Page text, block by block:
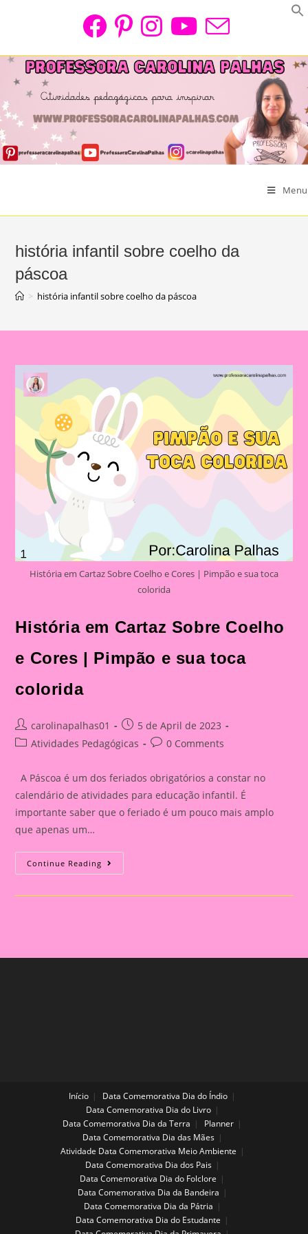
Menu
história infantil sobre coelho da
páscoa
> história infantil sobre coelho da páscoa
História em Cartaz Sobre Coelho e Cores | Pimpão e sua toca
colorida
História em Cartaz Sobre Coelho
e Cores | Pimpão e sua toca
colorida
Post
author:
carolinapalhas01
Post
published:
5 de April de 2023
PostAtividades Pedagógicas
Post0 Comments
A Páscoa é um dos feriados obrigatórios a constar no
calendário de atividades para educação infantil. É
importante saber que o feriado é um pouco mais amplo
que apenas um…
Continue Reading História
Em
Sua
Início
Data Comemorativa Dia do Índio
Data Comemorativa Dia do Livro
Data Comemorativa Dia da Terra
Planner
Data Comemorativa Dia das Mães
Atividade Data Comemorativa Meio Ambiente
Data Comemorativa Dia dos Pais
Data Comemorativa Dia do Folclore
Data Comemorativa Dia da Bandeira
Data Comemorativa Dia da Pátria
Data Comemorativa Dia do Estudante